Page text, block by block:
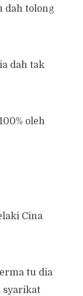
dah tolong
dah tak
oleh
Cina
tu dia
syarikat